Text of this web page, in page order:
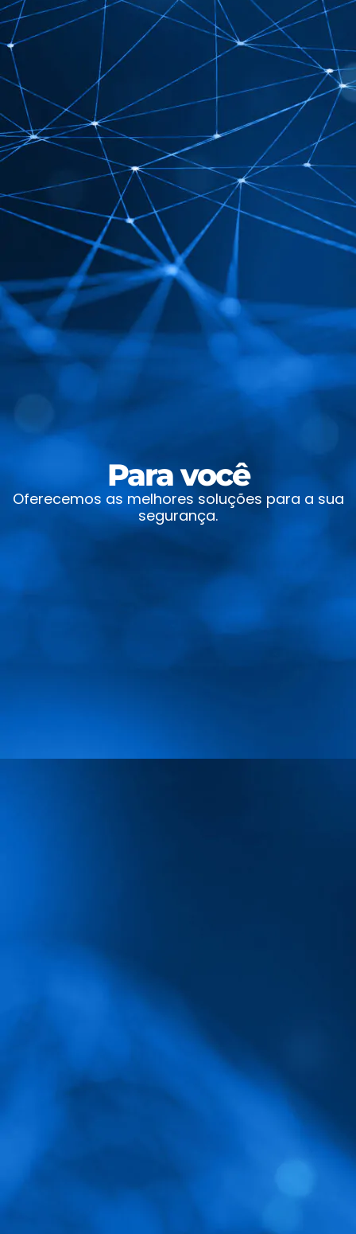
Para você
Oferecemos as melhores soluções para a sua
segurança.